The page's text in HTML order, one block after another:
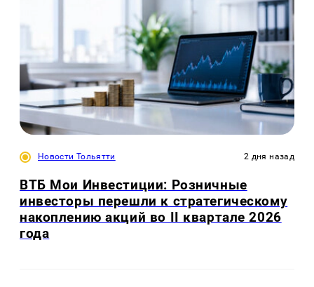
Новости Тольятти 2 дня назад
ВТБ Мои Инвестиции: Розничные
инвесторы перешли к стратегическому
накоплению акций во II квартале 2026
года